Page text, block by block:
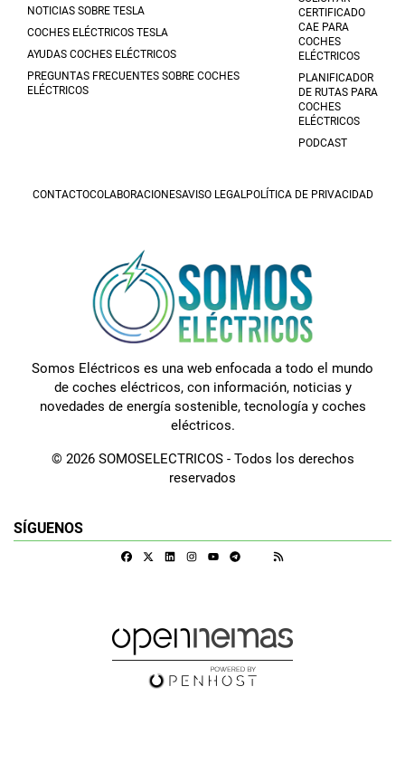
NOTICIAS SOBRE TESLA
COCHES ELÉCTRICOS TESLA
AYUDAS COCHES ELÉCTRICOS
PREGUNTAS FRECUENTES SOBRE COCHES
ELÉCTRICOS
CERTIFICADO
CAE PARA
COCHES
ELÉCTRICOS
PLANIFICADOR
DE RUTAS PARA
COCHES
ELÉCTRICOS
PODCAST
CONTACTOCOLABORACIONESAVISO LEGALPOLÍTICA DE PRIVACIDAD
Somos Eléctricos es una web enfocada a todo el mundo
de coches eléctricos, con información, noticias y
novedades de energía sostenible, tecnología y coches
eléctricos.
© 2026 SOMOSELECTRICOS - Todos los derechos
reservados
SÍGUENOS
FacebookLinkedinInstagramTelegram
Google Discover